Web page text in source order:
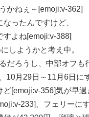
かねぇ～[emoji:v-362]
ったんですけど、
よね[emoji:v-388]
しようかと考え中。
だろうし、中部オフ
10月29日～11月6日に
[emoji:v-356]気が早
233]、フェリーに